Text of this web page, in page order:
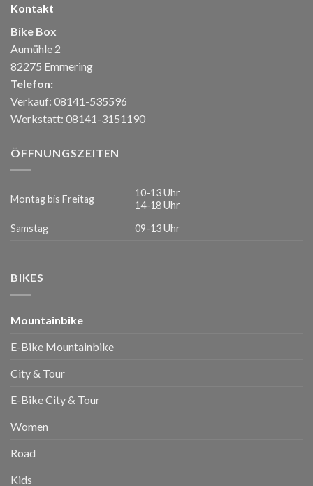
Kontakt
Bike Box
Aumühle 2
82275 Emmering
Telefon:
Verkauf: 08141-535596
Werkstatt: 08141-3151190
ÖFFNUNGSZEITEN
Montag bis Freitag
10-13 Uhr
14-18 Uhr
Samstag
09-13 Uhr
BIKES
Mountainbike
E-Bike Mountainbike
City & Tour
E-Bike City & Tour
Women
Road
Kids